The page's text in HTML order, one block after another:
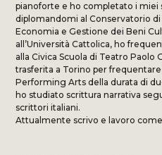
pianoforte e ho completato i miei
diplomandomi al Conservatorio
Economia e Gestione dei Beni
all’Università Cattolica, ho
alla Civica Scuola di Teatro Paolo
trasferita a Torino per
Performing Arts della durata di
ho studiato scrittura narrativa
scrittori italiani.
Attualmente scrivo e lavoro